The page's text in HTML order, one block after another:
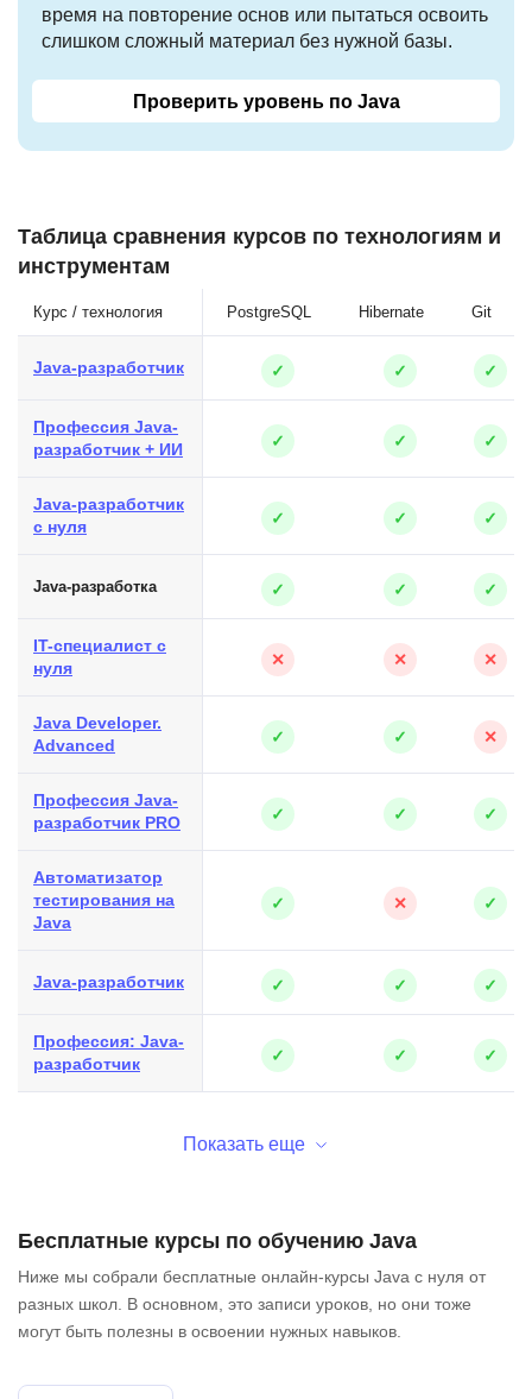
время на повторение основ или пытаться освоить
слишком сложный материал без нужной базы.
Проверить уровень по Java
Таблица сравнения курсов по технологиям и
инструментам
Курс / технология PostgreSQL Hibernate Git
Java-разработчик ✓ ✓ ✓
Профессия Java-
разработчик + ИИ
✓ ✓ ✓
Java-разработчик
с нуля
✓ ✓ ✓
Java-разработка ✓ ✓ ✓
IT-специалист с
нуля
✕ ✕ ✕
Java Developer.
Advanced
✓ ✓ ✕
Профессия Java-
разработчик PRO
✓ ✓ ✓
Автоматизатор
тестирования на
Java
✓ ✕ ✓
Java-разработчик ✓ ✓ ✓
Профессия: Java-
разработчик
✓ ✓ ✓
Показать еще
Бесплатные курсы по обучению Java
Ниже мы собрали бесплатные онлайн-курсы Java с нуля от
разных школ. В основном, это записи уроков, но они тоже
могут быть полезны в освоении нужных навыков.